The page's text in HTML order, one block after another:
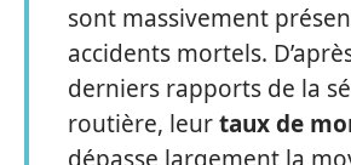
sont massivement
accidents mortels.
derniers rapports de la
routière, leurtaux de